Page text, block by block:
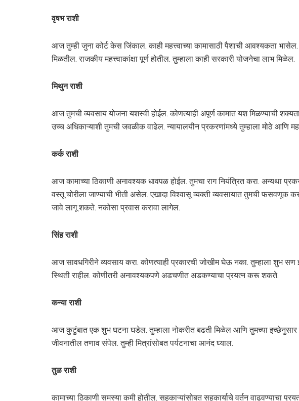
वृषभ राशी
आज तुम्ही जुना कोर्ट केस जिंकाल. काही महत्त्वाच्या कामासाठी पैशाची आवश्यकता भासेल.
मिळतील. राजकीय महत्त्वाकांक्षा पूर्ण होतील. तुम्हाला काही सरकारी योजनेचा लाभ मिळेल.
मिथुन राशी
आज तुमची व्यवसाय योजना यशस्वी होईल. कोणत्याही अपूर्ण कामात यश मिळण्याची
उच्च अधिकाऱ्याशी तुमची जवळीक वाढेल. न्यायालयीन प्रकरणांमध्ये तुम्हाला मोठे आणि
कर्क राशी
आज कामाच्या ठिकाणी अनावश्यक धावपळ होईल. तुमचा राग नियंत्रित करा. अन्यथा
वस्तू चोरीला जाण्याची भीती असेल. एखादा विश्वासू व्यक्ती व्यवसायात तुमची फसवणूक
जावे लागू शकते. नकोसा प्रवास करावा लागेल.
सिंह राशी
आज सावधगिरीने व्यवसाय करा. कोणत्याही प्रकारची जोखीम घेऊ नका. तुम्हाला शुभ सण
स्थिती राहील. कोणीतरी अनावश्यकपणे अडचणीत अडकण्याचा प्रयत्न करू शकते.
कन्या राशी
आज कुटुंबात एक शुभ घटना घडेल. तुम्हाला नोकरीत बढती मिळेल आणि तुमच्या इच्छेनुसार
जीवनातील तणाव संपेल. तुम्ही मित्रांसोबत पर्यटनाचा आनंद घ्याल.
तुळ राशी
कामाच्या ठिकाणी समस्या कमी होतील. सहकाऱ्यांसोबत सहकार्याचे वर्तन वाढवण्याचा